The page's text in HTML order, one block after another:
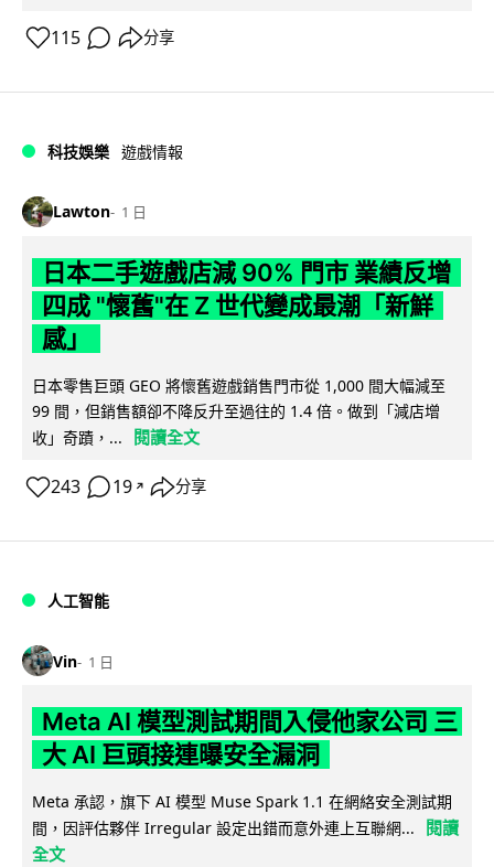
115 分享
科技娛樂 遊戲情報
Lawton 1 日
日本二手遊戲店減 90% 門市 業績反增
四成 "懷舊"在 Z 世代變成最潮「新鮮
感」
日本零售巨頭 GEO 將懷舊遊戲銷售門市從 1,000 間大幅減至
99 間，但銷售額卻不降反升至過往的 1.4 倍。做到「減店增
收」奇蹟，...
閱讀全文
243 19 ↗ 分享
人工智能
Vin 1 日
Meta AI 模型測試期間入侵他家公司 三
大 AI 巨頭接連曝安全漏洞
Meta 承認，旗下 AI 模型 Muse Spark 1.1 在網絡安全測試期
間，因評估夥伴 Irregular 設定出錯而意外連上互聯網...
閱讀
全文